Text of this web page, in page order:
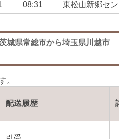
08:31 東松山新郷セン
城県常総市から埼玉県川越市
配送履歴 詳